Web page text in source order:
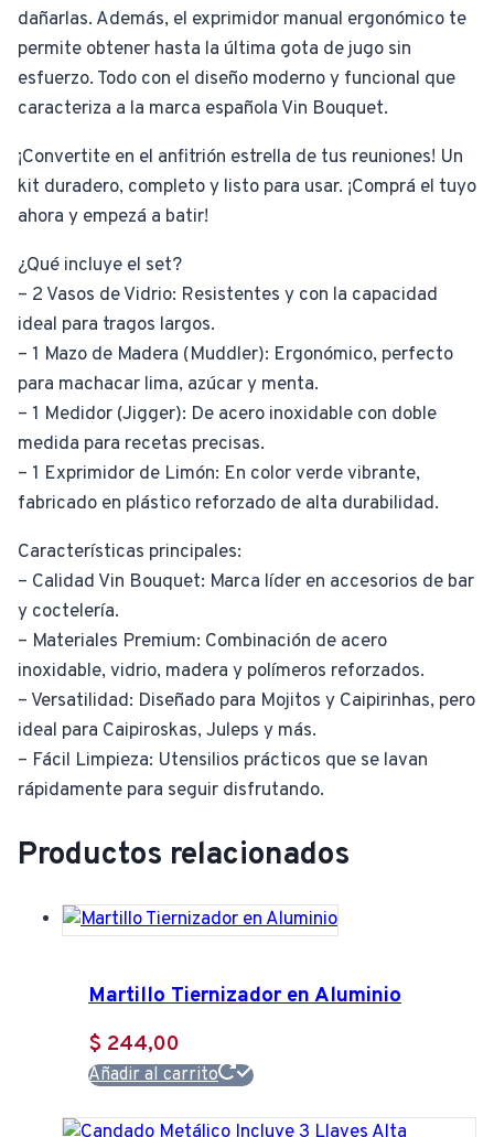
dañarlas. Además, el exprimidor manual ergonómico te
permite obtener hasta la última gota de jugo sin
esfuerzo. Todo con el diseño moderno y funcional que
caracteriza a la marca española Vin Bouquet.
¡Convertite en el anfitrión estrella de tus reuniones! Un
kit duradero, completo y listo para usar. ¡Comprá el tuyo
ahora y empezá a batir!
¿Qué incluye el set?
– 2 Vasos de Vidrio: Resistentes y con la capacidad
ideal para tragos largos.
– 1 Mazo de Madera (Muddler): Ergonómico, perfecto
para machacar lima, azúcar y menta.
– 1 Medidor (Jigger): De acero inoxidable con doble
medida para recetas precisas.
– 1 Exprimidor de Limón: En color verde vibrante,
fabricado en plástico reforzado de alta durabilidad.
Características principales:
– Calidad Vin Bouquet: Marca líder en accesorios de bar
y coctelería.
– Materiales Premium: Combinación de acero
inoxidable, vidrio, madera y polímeros reforzados.
– Versatilidad: Diseñado para Mojitos y Caipirinhas, pero
ideal para Caipiroskas, Juleps y más.
– Fácil Limpieza: Utensilios prácticos que se lavan
rápidamente para seguir disfrutando.
Productos relacionados
Martillo Tiernizador en Aluminio
$ 244,00
Añadir al carrito